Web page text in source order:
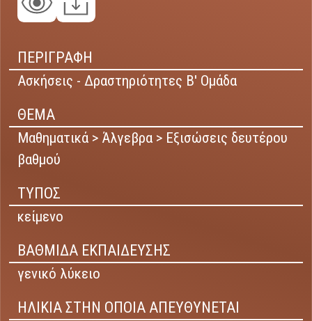
ΠΕΡΙΓΡΑΦΗ
Ασκήσεις - Δραστηριότητες Β' Ομάδα
ΘΕΜΑ
Μαθηματικά > Άλγεβρα > Εξισώσεις δευτέρου
βαθμού
ΤΥΠΟΣ
κείμενο
ΒΑΘΜΙΔΑ ΕΚΠΑΙΔΕΥΣΗΣ
γενικό λύκειο
ΗΛΙΚΙΑ ΣΤΗΝ ΟΠΟΙΑ ΑΠΕΥΘΥΝΕΤΑΙ